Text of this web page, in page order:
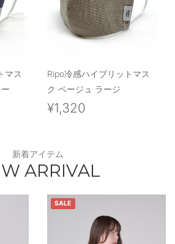
マス
Ripo冷感ハイブリットマス
ク ベージュ ラージ
¥1,320
新着アイテム
ARRIVAL
SALE